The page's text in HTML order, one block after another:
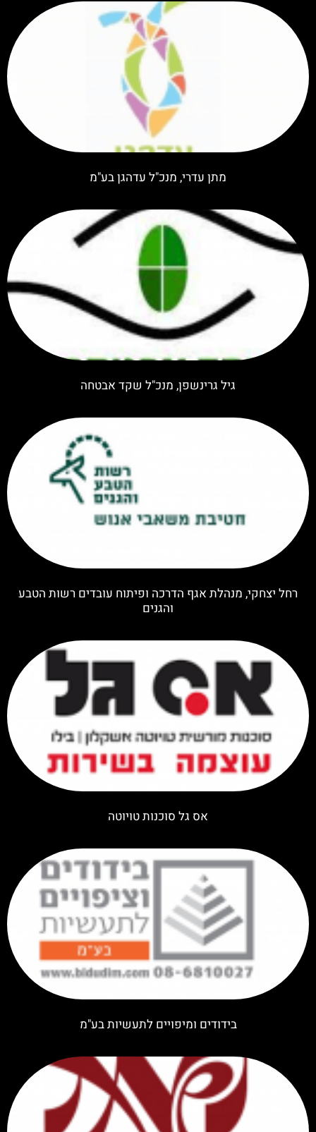
מתן עדרי, מנכ"ל עדהגן בע"מ
גיל גרינשפן, מנכ"ל שקד אבטחה
רחל יצחקי, מנהלת אגף הדרכה ופיתוח עובדים רשות הטבע
והגנים
אס גל סוכנות טויוטה
בידודים ומיפויים לתעשיות בע"מ